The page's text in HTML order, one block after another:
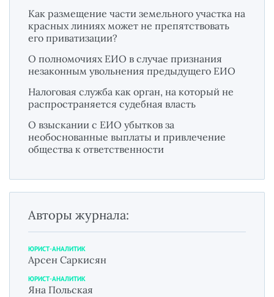
Как размещение части земельного участка на
красных линиях может не препятствовать
его приватизации?
О полномочиях ЕИО в случае признания
незаконным увольнения предыдущего ЕИО
Налоговая служба как орган, на который не
распространяется судебная власть
О взыскании с ЕИО убытков за
необоснованные выплаты и привлечение
общества к ответственности
Авторы журнала:
ЮРИСТ-АНАЛИТИК
Арсен Саркисян
ЮРИСТ-АНАЛИТИК
Яна Польская